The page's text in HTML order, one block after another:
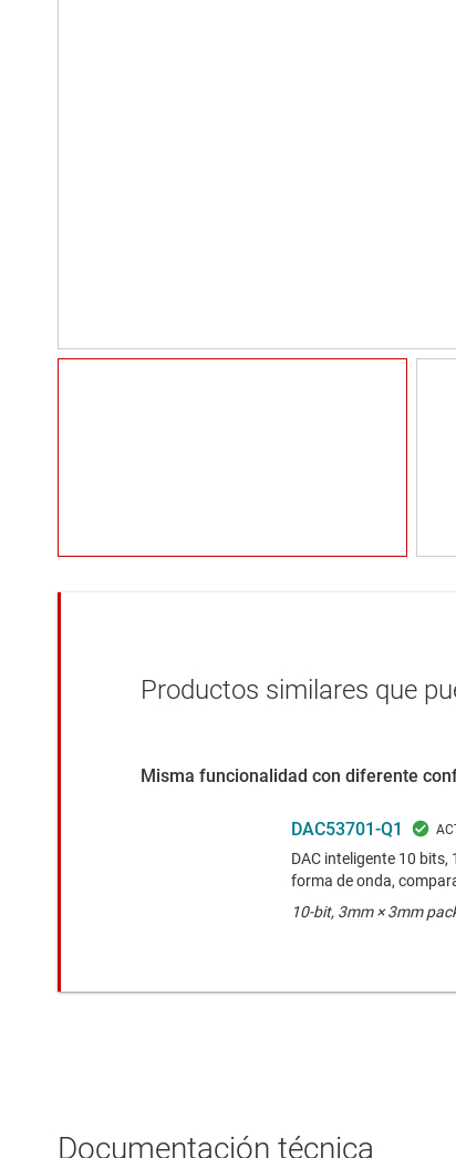
Productos similares que
Misma funcionalidad con diferente
DAC53701-Q1
DAC inteligente 10 bits,
forma de onda,
10-bit, 3mm × 3mm
Documentación técnica